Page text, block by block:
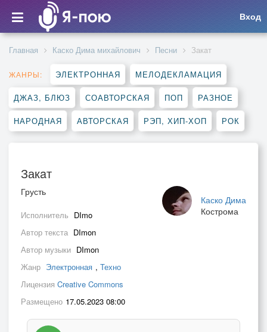
Вход
Главная Каско Дима михайлович Песни Закaт
ЖАНРЫ: ЭЛЕКТРОННАЯ МЕЛОДЕКЛАМАЦИЯ
ДЖАЗ, БЛЮЗ СОАВТОРСКАЯ ПОП РАЗНОЕ
НАРОДНАЯ АВТОРСКАЯ РЭП, ХИП-ХОП РОК
Закaт
Каско Дима
Кострома
Грусть
Исполнитель DImo
Автор текста DImon
Автор музыки DImon
Жанр Электронная , Техно
Лицензия Creative Commons
Размещено 17.05.2023 08:00